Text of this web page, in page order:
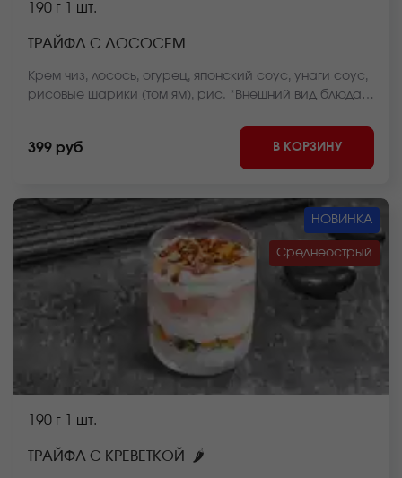
190 г 1 шт.
ТРАЙФЛ С ЛОСОСЕМ
Крем чиз, лосось, огурец, японский соус, унаги соус,
рисовые шарики (том ям), рис. *Внешний вид блюда
399 руб В КОРЗИНУ
НОВИНКА
Среднеострый
190 г 1 шт.
ТРАЙФЛ С КРЕВЕТКОЙ 🌶